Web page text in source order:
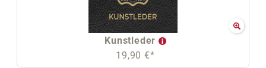
Kunstleder
19,90 €*